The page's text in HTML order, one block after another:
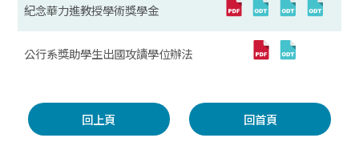
紀念華力進教授學術獎學金
公行系獎助學生出國攻讀學位辦法
回上頁 回首頁